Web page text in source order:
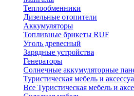
Теплообменники
Дизельные отопители
Аккумуляторы
Топливные брикеты RUF
Уголь древесный
Зарядные устройства
Генераторы
Солнечные аккумуляторные
Туристическая мебель и
Все Туристическая мебель и